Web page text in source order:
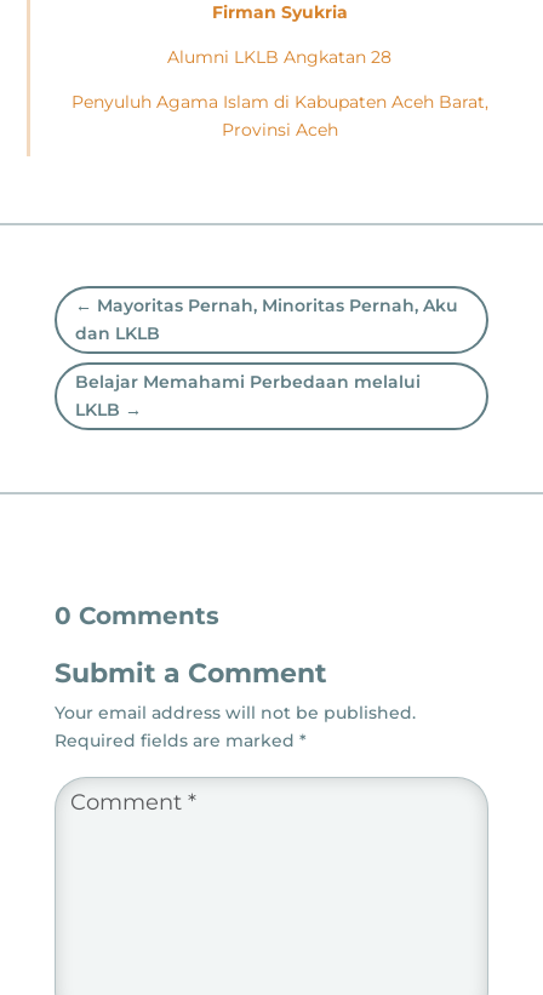
Firman Syukria
Alumni LKLB Angkatan 28
Penyuluh Agama Islam di Kabupaten Aceh Barat,
Provinsi Aceh
← Mayoritas Pernah, Minoritas Pernah, Aku
dan LKLB
Belajar Memahami Perbedaan melalui
LKLB →
0 Comments
Submit a Comment
Your email address will not be published.
Required fields are marked *